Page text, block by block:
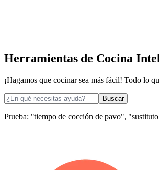
Herramientas de Cocina
¡Hagamos que cocinar sea más fácil! Todo lo
Buscar
Prueba: "tiempo de cocción de pavo",